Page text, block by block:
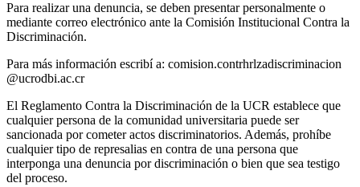
Para realizar una denuncia, se deben presentar personalmente o
mediante correo electrónico ante la Comisión Institucional Contra la
Discriminación.
Para más información escribí a: comision.contrhrlzadiscriminacion
@ucrodbi.ac.cr
El Reglamento Contra la Discriminación de la UCR establece que
cualquier persona de la comunidad universitaria puede ser
sancionada por cometer actos discriminatorios. Además, prohíbe
cualquier tipo de represalias en contra de una persona que
interponga una denuncia por discriminación o bien que sea testigo
del proceso.